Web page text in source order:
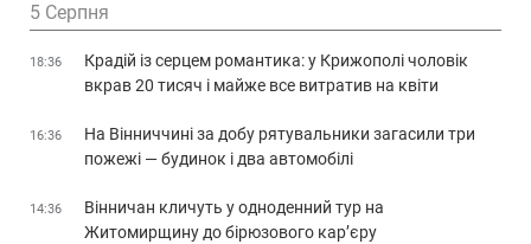
5 Серпня
18:36
Крадій із серцем романтика: у Крижополі чоловік
вкрав 20 тисяч і майже все витратив на квіти
16:36
На Вінниччині за добу рятувальники загасили три
пожежі — будинок і два автомобілі
14:36
Вінничан кличуть у одноденний тур на
Житомирщину до бірюзового кар’єру